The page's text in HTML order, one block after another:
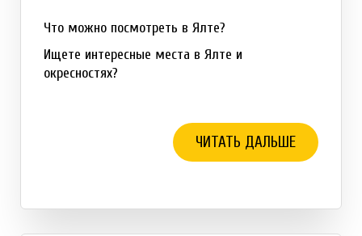
Что можно посмотреть в Ялте?
Ищете интересные места в Ялте и
окресностях?
ЧИТАТЬ ДАЛЬШЕ